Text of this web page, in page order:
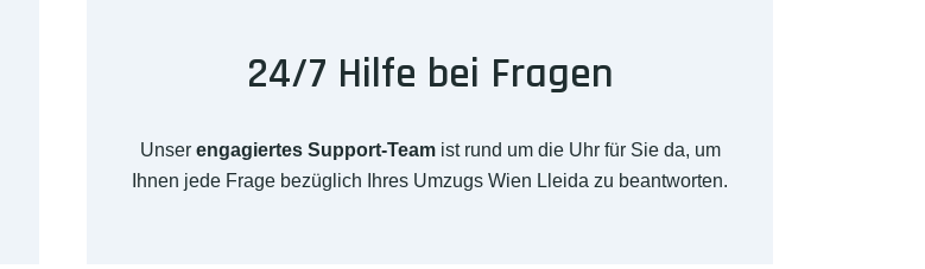
24/7 Hilfe bei Fragen
Unser engagiertes Support-Teamist rund um die Uhr für Sie da, um
Ihnen jede Frage bezüglich Ihres Umzugs Wien Lleida zu beantworten.